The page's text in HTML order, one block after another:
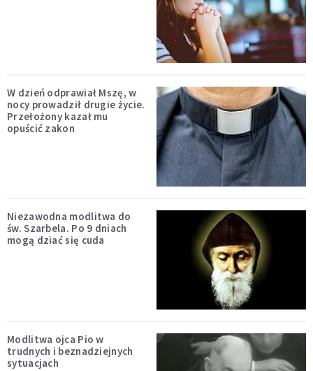
W dzień odprawiał Mszę, w
nocy prowadził drugie życie.
Przełożony kazał mu
opuścić zakon
Niezawodna modlitwa do
św. Szarbela. Po 9 dniach
mogą dziać się cuda
Modlitwa ojca Pio w
trudnych i beznadziejnych
sytuacjach